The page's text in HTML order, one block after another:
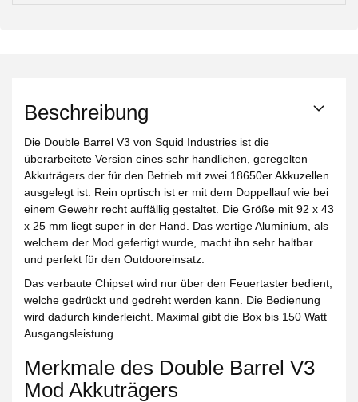
Beschreibung
Die Double Barrel V3 von Squid Industries ist die
überarbeitete Version eines sehr handlichen, geregelten
Akkuträgers der für den Betrieb mit zwei 18650er Akkuzellen
ausgelegt ist. Rein oprtisch ist er mit dem Doppellauf wie bei
einem Gewehr recht auffällig gestaltet. Die Größe mit 92 x 43
x 25 mm liegt super in der Hand. Das wertige Aluminium, als
welchem der Mod gefertigt wurde, macht ihn sehr haltbar
und perfekt für den Outdooreinsatz.
Das verbaute Chipset wird nur über den Feuertaster bedient,
welche gedrückt und gedreht werden kann. Die Bedienung
wird dadurch kinderleicht. Maximal gibt die Box bis 150 Watt
Ausgangsleistung.
Merkmale des Double Barrel V3
Mod Akkuträgers